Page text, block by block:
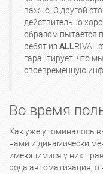
важно. С другой
действительно
образом пытается
ребят изALLRIVAL
гарантирует, что
своевременную
Во время
Как уже упоминалось
нами и динамически
имеющимися у них
рода автоматизация,